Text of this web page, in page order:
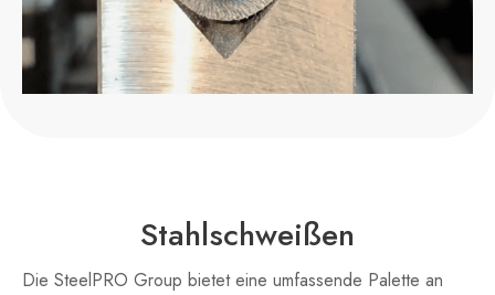
Stahlschweißen
Die SteelPRO Group bietet eine umfassende Palette an